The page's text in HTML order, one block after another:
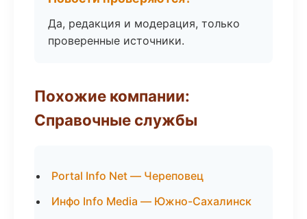
Да, редакция и модерация, только
проверенные источники.
Похожие компании:
Справочные службы
Portal Info Net — Череповец
Инфо Info Media — Южно-Сахалинск